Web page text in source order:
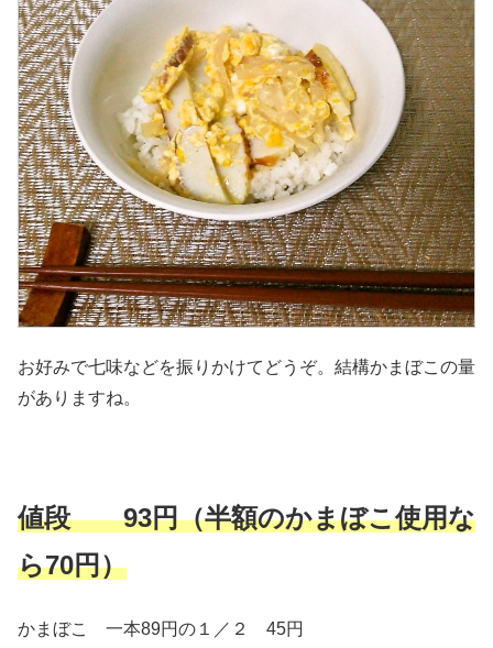
お好みで七味などを振りかけてどうぞ。結構かまぼこの量
がありますね。
値段 93円（半額のかまぼこ使用な
ら70円）
かまぼこ 一本89円の１／２ 45円